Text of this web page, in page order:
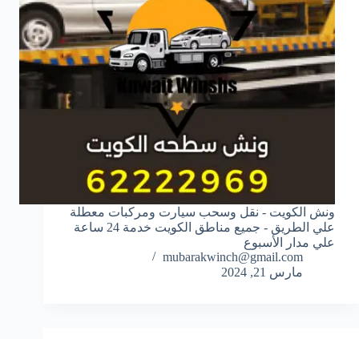
ونش الكويت - نقل وسحب سيارت ومركبات معطلة
علي الطريق - جميع مناطق الكويت خدمة 24 ساعة
علي مدار الأسبوع
mubarakwinch@gmail.com
مارس 21, 2024